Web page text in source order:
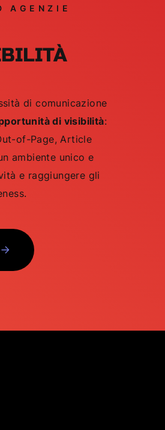
AGENZIE
di comunicazione
di visibilità:
of-Page, Article
ambiente unico e
e raggiungere gli